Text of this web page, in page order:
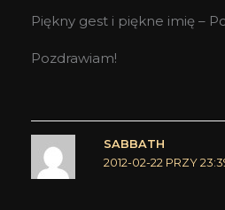
Piękny gest i piękne imię –
Pozdrawiam!
SABBATH
2012-02-22 PRZY